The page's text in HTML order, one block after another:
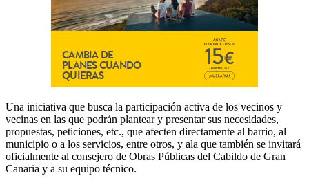
Una iniciativa que busca la participación activa de los vecinos y
vecinas en las que podrán plantear y presentar sus necesidades,
propuestas, peticiones, etc., que afecten directamente al barrio, al
municipio o a los servicios, entre otros, y ala que también se invitará
oficialmente al consejero de Obras Públicas del Cabildo de Gran
Canaria y a su equipo técnico.